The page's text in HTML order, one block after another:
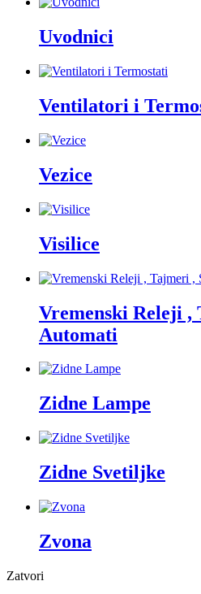
Uvodnici
Ventilatori i
Vezice
Visilice
Vremenski Releji ,
Automati
Zidne Lampe
Zidne Svetiljke
Zvona
Zatvori